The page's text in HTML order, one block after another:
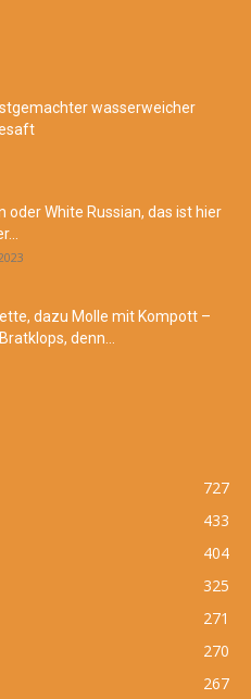
wasserweicher
oder White Russian, das ist hier
dazu Molle mit Kompott –
denn...
727
433
404
325
271
270
267